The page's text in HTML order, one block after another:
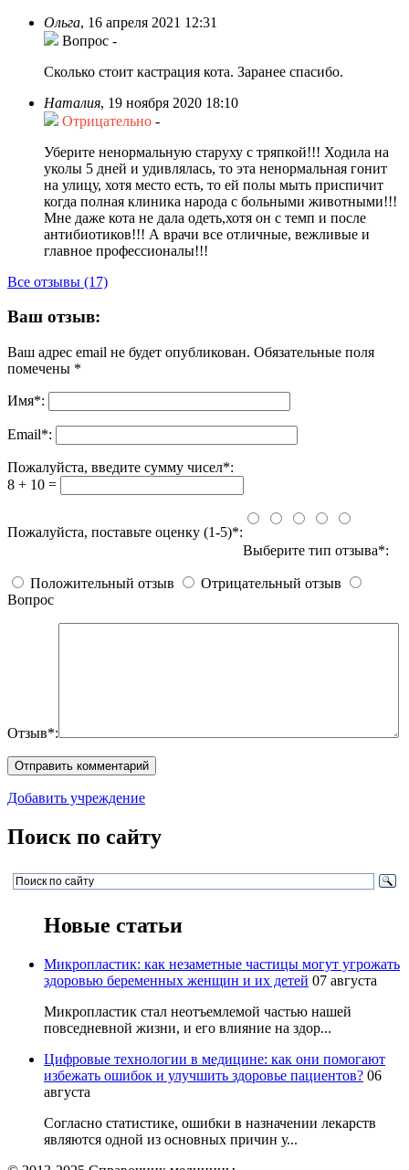
Ольга, 16 апреля 2021 12:31
Вопрос -
Сколько стоит кастрация кота. Заранее спасибо.
Наталия, 19 ноября 2020 18:10
Отрицательно -
Уберите ненормальную старуху с тряпкой!!! Ходила на
уколы 5 дней и удивлялась, то эта ненормальная гонит
на улицу, хотя место есть, то ей полы мыть приспичит
когда полная клиника народа с больными животными!!!
Мне даже кота не дала одеть,хотя он с темп и после
антибиотиков!!! А врачи все отличные, вежливые и
главное профессионалы!!!
Все отзывы (17)
Ваш отзыв:
Ваш адрес email не будет опубликован. Обязательные поля
помечены *
Имя*:
Email*:
Пожалуйста, введите сумму чисел*:
8 + 10 =
Пожалуйста, поставьте оценку (1-5)*:
Выберите тип отзыва*:
Положительный отзыв
Отрицательный отзыв
Вопрос
Отзыв*:
Добавить учреждение
Поиск по сайту
Новые статьи
Микропластик: как незаметные частицы могут угрожать
здоровью беременных женщин и их детей 07 августа
Микропластик стал неотъемлемой частью нашей
повседневной жизни, и его влияние на здор...
Цифровые технологии в медицине: как они помогают
избежать ошибок и улучшить здоровье пациентов? 06
августа
Согласно статистике, ошибки в назначении лекарств
являются одной из основных причин у...